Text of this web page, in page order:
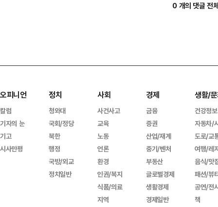
0 개의 댓글 전
오피니언
칼럼
기자의 눈
기고
시사만평
정치
청와대
국회/정당
북한
행정
국방/외교
정치일반
사회
사건사고
교육
노동
언론
환경
인권/복지
식품/의료
지역
경제
금융
증권
산업/재계
중기/벤처
부동산
글로벌경제
생활경제
경제일반
생활/
건강정보
자동차/
도로/교
여행/레
음식/맛
패션/뷰
공연/전
책